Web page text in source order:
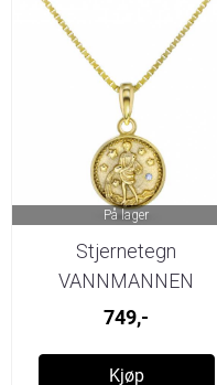
På lager
Stjernetegn
VANNMANNEN
749,-
Kjøp